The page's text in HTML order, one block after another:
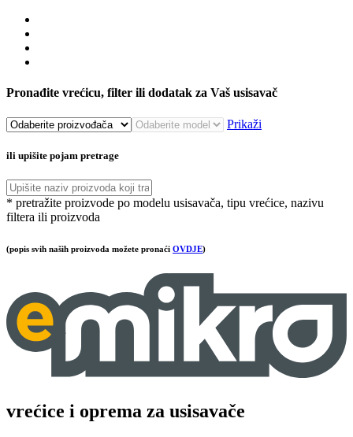
Pronađite vrećicu, filter ili dodatak za Vaš usisavač
Prikaži
ili upišite pojam pretrage
* pretražite proizvode po modelu usisavača, tipu vrećice, nazivu
filtera ili proizvoda
(popis svih naših proizvoda možete pronaći OVDJE)
vrećice i oprema za usisavače